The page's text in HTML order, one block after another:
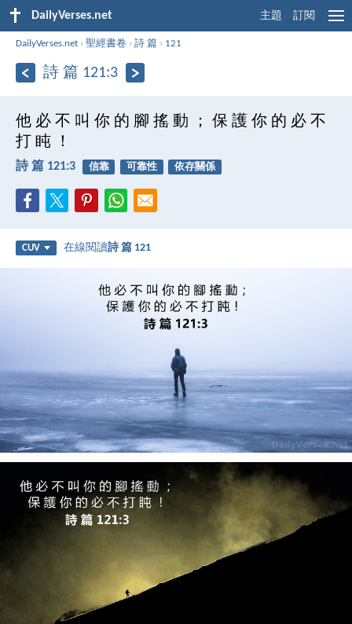
DailyVerses.net 主題 訂閱
DailyVerses.net ›聖經書卷 ›詩 篇 › 121
詩 篇 121:3
他 必 不 叫 你 的 腳 搖 動 ； 保 護 你 的 必 不
打 盹 ！
詩 篇 121:3 信靠 可靠性 依存關係
CUV 在線閱讀詩 篇 121